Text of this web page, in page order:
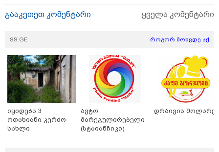
"ზურგს უკან ლაჩრულად მომეპარნენ და თავს
დამესხნენ - ასფალტზე თავი მრავალჯერ
გაუსწორდნენ?
გააკეთეთ კომენტარი ყველა კომენტარი
SS.GE როგორ მოხვდე აქ
იყიდება 3
ოთახიანი კერძო
სახლი
ავტო
მარეგულირებელი
(სტაიანჩიკი)
დრაივის მოლარე